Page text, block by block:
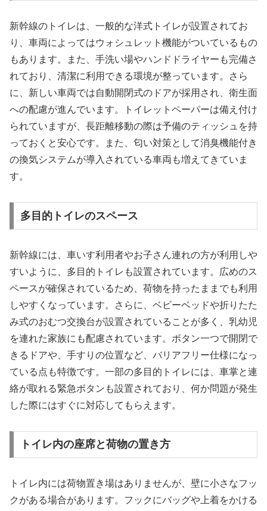
新幹線のトイレは、一般的な洋式トイレが設置されてお
り、車両によってはウォシュレット機能がついているもの
もあります。また、手洗い場やハンドドライヤーも完備さ
れており、清潔に利用できる環境が整っています。さら
に、新しい車両では自動開閉式のドアが採用され、衛生面
への配慮が進んでいます。トイレットペーパーは備え付け
られていますが、長距離移動の際は予備のティッシュを持
っておくと安心です。また、匂い対策として消臭機能付き
の換気システムが導入されている車両も増えてきていま
す。
多目的トイレのスペース
新幹線には、車いす利用者やお子さん連れの方が利用しや
すいように、多目的トイレも設置されています。広めのス
ペースが確保されているため、荷物を持ったままでも利用
しやすくなっています。さらに、ベビーベッドや折りたた
み式のおむつ交換台が設置されていることが多く、乳幼児
を連れた家族にも配慮されています。ボタン一つで開閉で
きるドアや、手すりの位置など、バリアフリー仕様になっ
ている点も特徴です。一部の多目的トイレには、車掌と連
絡が取れる緊急ボタンも設置されており、何か問題が発生
した際にはすぐに対応してもらえます。
トイレ内の座席と荷物の置き方
トイレ内には荷物置き場はありませんが、壁に小さなフッ
クがある場合があります。フックにバッグや上着をかける